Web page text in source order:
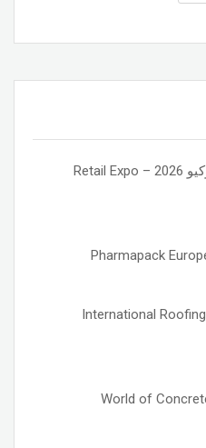
معرض ريتيـل إكسبو طوكيو 2026 – Retail Expo
معرض الأسقف الدولي International Roofing